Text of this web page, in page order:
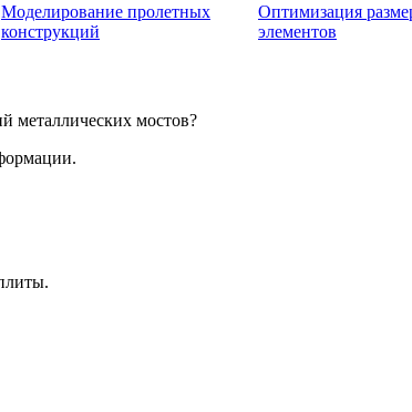
Моделирование пролетных
конструкций
Оптимизация
элементов
металлических мостов?